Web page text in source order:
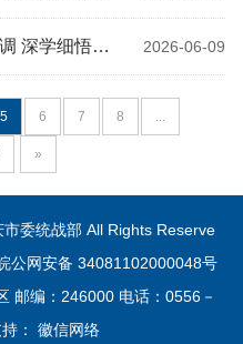
2026-06-09
好步提供坚实金融支撑 梁言顺主持并讲话
5 6 7 8 ...
»
委统战部 All Rights Reserve
公网安备 34081102000048号
邮编：246000 电话：0556－
： 徽信网络